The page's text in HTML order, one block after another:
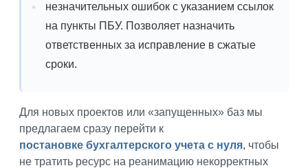
незначительных ошибок с указанием ссылок
на пункты ПБУ. Позволяет назначить
ответственных за исправление в сжатые
сроки.
Для новых проектов или «запущенных» баз мы
предлагаем сразу перейти к
постановке бухгалтерского учета с нуля, чтобы
не тратить ресурс на реанимацию некорректных